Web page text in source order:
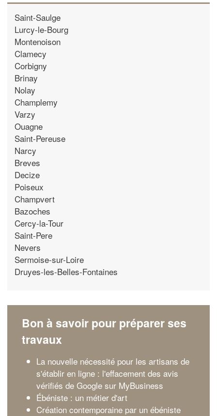
Saint-Saulge
Lurcy-le-Bourg
Montenoison
Clamecy
Corbigny
Brinay
Nolay
Champlemy
Varzy
Ouagne
Saint-Pereuse
Narcy
Breves
Decize
Poiseux
Champvert
Bazoches
Cercy-la-Tour
Saint-Pere
Nevers
Sermoise-sur-Loire
Druyes-les-Belles-Fontaines
Bon à savoir pour préparer ses
travaux
La nouvelle nécessité pour les artisans de
s'établir en ligne : l'effacement des avis
vérifiés de Google sur MyBusiness
Ébéniste : un métier d'art
Création contemporaine par un ébéniste